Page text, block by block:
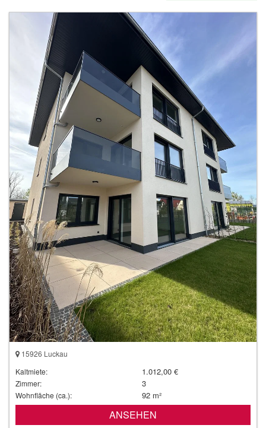
15926 Luckau
Kaltmiete:
1.012,00 €
Zimmer: 3
Wohnfläche (ca.): 92 m²
ANSEHEN